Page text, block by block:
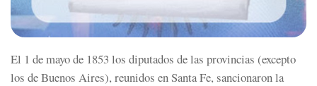
El 1 de mayo de 1853 los diputados de las provincias (excepto
los de Buenos Aires), reunidos en Santa Fe, sancionaron la